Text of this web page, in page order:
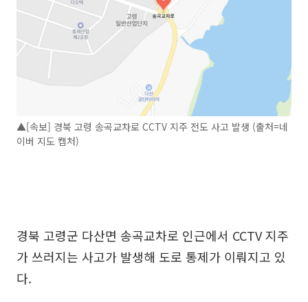
▲[속보] 경북 고령 송곡교차로 CCTV 지주 전도 사고 발생 (출처=네
이버 지도 캡처)
경북 고령군 다산면 송곡교차로 인근에서 CCTV 지주
가 쓰러지는 사고가 발생해 도로 통제가 이뤄지고 있
다.